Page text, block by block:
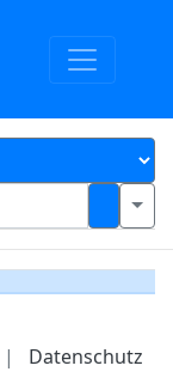
| Datenschutz